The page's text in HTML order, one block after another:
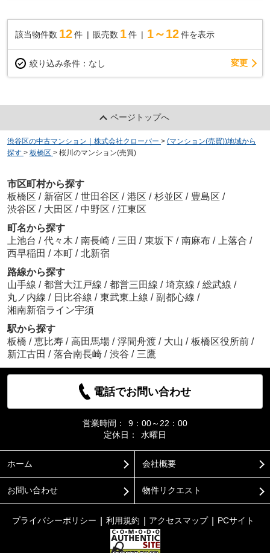
該当物件数 12件 販売数 1 件 1～12 件を表示
絞り込み条件： なし 変更
ページトップへ
渋谷区の中古マンション｜株式会社クローバー > (マンション(売買))地域から
探す > 板橋区 > 桜川のマンション(売買)
市区町村から探す
板橋区 / 新宿区 / 世田谷区 / 港区 / 杉並区 / 豊島区 /
渋谷区 / 大田区 / 中野区 / 江東区
町名から探す
上池台 / 代々木 / 南長崎 / 三田 / 東坂下 / 南麻布 / 上落合 /
西早稲田 / 本町 / 北新宿
路線から探す
山手線 / 都営大江戸線 / 都営三田線 / 埼京線 / 総武線 /
丸ノ内線 / 日比谷線 / 東武東上線 / 副都心線 /
湘南新宿ライン宇須
駅から探す
板橋 / 恵比寿 / 高田馬場 / 浮間舟渡 / 大山 / 板橋区役所前 /
新江古田 / 落合南長崎 / 渋谷 / 三鷹
電話でお問い合わせ
営業時間：
9：00～22：00
定休日：
水曜日
ホーム 会社概要
お問い合わせ 物件リクエスト
プライバシーポリシー 利用規約 アクセスマップ PCサイト